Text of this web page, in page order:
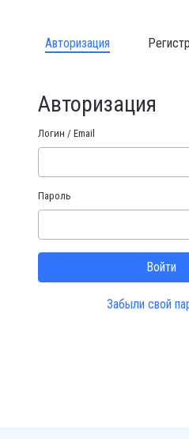
Авторизация
Авторизация
Логин / Email
Пароль
Забыли свой